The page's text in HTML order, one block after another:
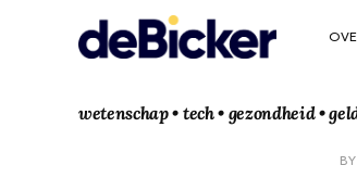
wetenschap • tech • gezondheid •
BY